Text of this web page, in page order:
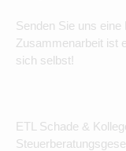
Senden Sie uns
Zusammenarbeit ist
sich selbst!
ETL Schade &